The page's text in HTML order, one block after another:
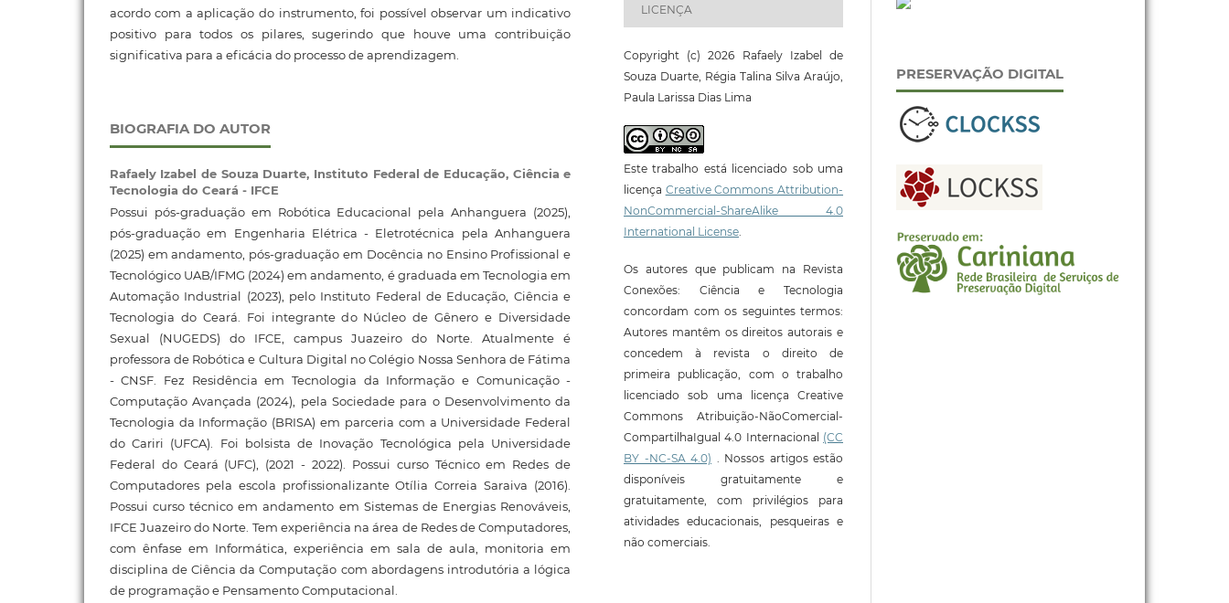
acordo com a aplicação do instrumento, foi possível observar um indicativo
positivo para todos os pilares, sugerindo que houve uma contribuição
significativa para a eficácia do processo de aprendizagem.
BIOGRAFIA DO AUTOR
Rafaely Izabel de Souza Duarte, Instituto Federal de Educação, Ciência e
Tecnologia do Ceará - IFCE
Possui pós-graduação em Robótica Educacional pela Anhanguera (2025),
pós-graduação em Engenharia Elétrica - Eletrotécnica pela Anhanguera
(2025) em andamento, pós-graduação em Docência no Ensino Profissional e
Tecnológico UAB/IFMG (2024) em andamento, é graduada em Tecnologia em
Automação Industrial (2023), pelo Instituto Federal de Educação, Ciência e
Tecnologia do Ceará. Foi integrante do Núcleo de Gênero e Diversidade
Sexual (NUGEDS) do IFCE, campus Juazeiro do Norte. Atualmente é
professora de Robótica e Cultura Digital no Colégio Nossa Senhora de Fátima
- CNSF. Fez Residência em Tecnologia da Informação e Comunicação -
Computação Avançada (2024), pela Sociedade para o Desenvolvimento da
Tecnologia da Informação (BRISA) em parceria com a Universidade Federal
do Cariri (UFCA). Foi bolsista de Inovação Tecnológica pela Universidade
Federal do Ceará (UFC), (2021 - 2022). Possui curso Técnico em Redes de
Computadores pela escola profissionalizante Otília Correia Saraiva (2016).
Possui curso técnico em andamento em Sistemas de Energias Renováveis,
IFCE Juazeiro do Norte. Tem experiência na área de Redes de Computadores,
com ênfase em Informática, experiência em sala de aula, monitoria em
disciplina de Ciência da Computação com abordagens introdutória a lógica
de programação e Pensamento Computacional.
LICENÇA
Copyright (c) 2026 Rafaely Izabel de
Souza Duarte, Régia Talina Silva Araújo,
Paula Larissa Dias Lima
Este trabalho está licenciado sob uma
licença Creative Commons Attribution-
NonCommercial-ShareAlike 4.0
International License
Os autores que publicam na Revista
Conexões: Ciência e Tecnologia
concordam com os seguintes termos:
Autores mantêm os direitos autorais e
concedem à revista o direito de
primeira publicação, com o trabalho
licenciado sob uma licença Creative
Commons Atribuição-NãoComercial-
CompartilhaIgual 4.0 Internacional (CC
BY -NC-SA 4.0) . Nossos artigos estão
disponíveis gratuitamente e
gratuitamente, com privilégios para
atividades educacionais, pesqueiras e
não comerciais.
PRESERVAÇÃO DIGITAL